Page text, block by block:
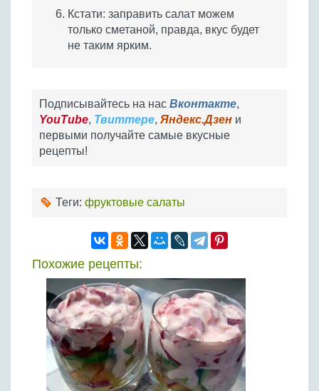
Кстати: заправить салат можем
только сметаной, правда, вкус будет
не таким ярким.
Подписывайтесь на нас Вконтакте,
YouTube, Твиттере, Яндекс.Дзен и
первыми получайте самые вкусные
рецепты!
Теги: фруктовые салаты
Похожие рецепты: